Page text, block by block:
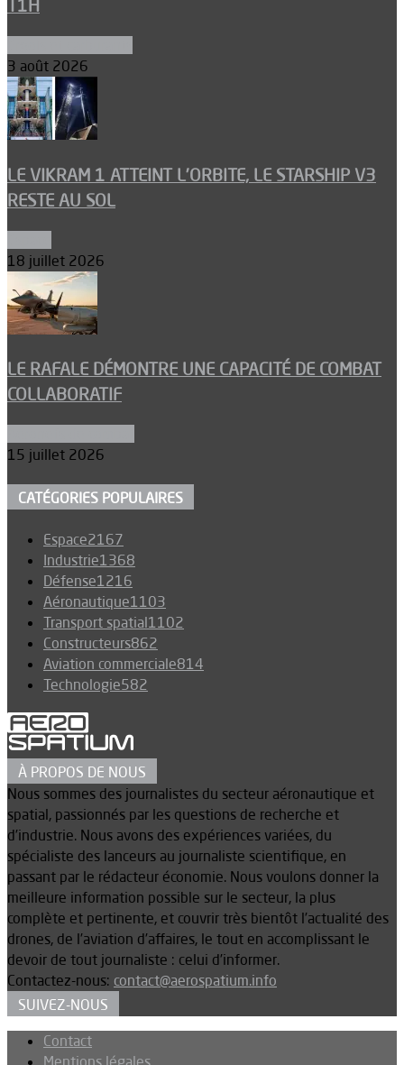
T1H
3 août 2026
LE VIKRAM 1 ATTEINT L’ORBITE, LE STARSHIP V3
RESTE AU SOL
18 juillet 2026
LE RAFALE DÉMONTRE UNE CAPACITÉ DE COMBAT
COLLABORATIF
15 juillet 2026
CATÉGORIES POPULAIRES
Espace2167
Industrie1368
Défense1216
Aéronautique1103
Transport spatial1102
Constructeurs862
Aviation commerciale814
Technologie582
À PROPOS DE NOUS
Nous sommes des journalistes du secteur aéronautique et
spatial, passionnés par les questions de recherche et
d’industrie. Nous avons des expériences variées, du
spécialiste des lanceurs au journaliste scientifique, en
passant par le rédacteur économie. Nous voulons donner la
meilleure information possible sur le secteur, la plus
complète et pertinente, et couvrir très bientôt l’actualité des
drones, de l’aviation d’affaires, le tout en accomplissant le
devoir de tout journaliste : celui d’informer.
Contactez-nous: contact@aerospatium.info
SUIVEZ-NOUS
Contact
Mentions légales